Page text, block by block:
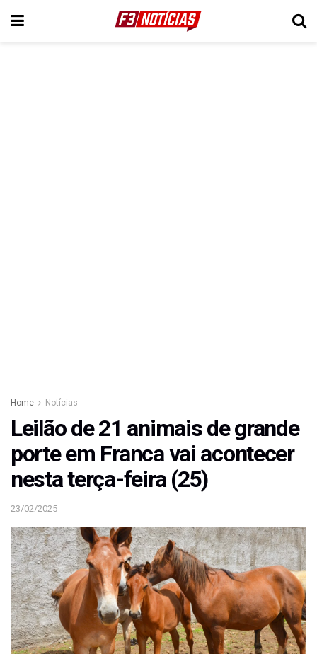
Home Notícias
Leilão de 21 animais de grande
porte em Franca vai acontecer
nesta terça-feira (25)
23/02/2025